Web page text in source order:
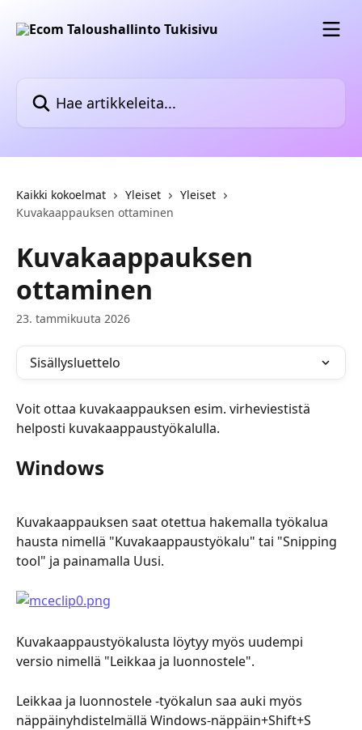
Kaikki kokoelmat Yleiset
Yleiset
Kuvakaappauksen ottaminen
Kuvakaappauksen
ottaminen
23. tammikuuta 2026
Sisällysluettelo
Voit ottaa kuvakaappauksen esim. virheviestistä
helposti kuvakaappaustyökalulla.
Windows
Kuvakaappauksen saat otettua hakemalla työkalua
hausta nimellä "Kuvakaappaustyökalu" tai "Snipping
tool" ja painamalla Uusi.
Kuvakaappaustyökalusta löytyy myös uudempi
versio nimellä "Leikkaa ja luonnostele".
Leikkaa ja luonnostele -työkalun saa auki myös
näppäinyhdistelmällä Windows-näppäin+Shift+S